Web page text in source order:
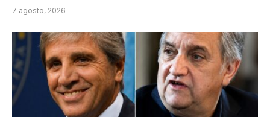
7 agosto, 2026